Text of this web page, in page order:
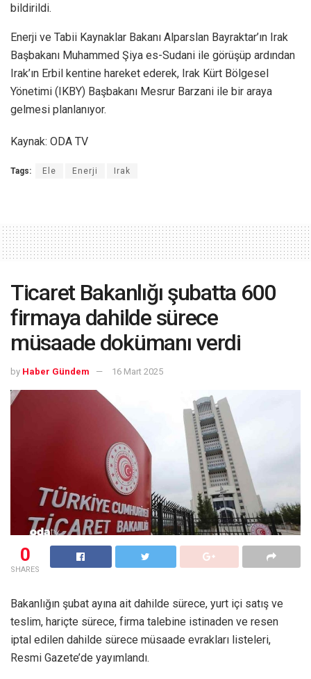
bildirildi.
Enerji ve Tabii Kaynaklar Bakanı Alparslan Bayraktar’ın Irak
Başbakanı Muhammed Şiya es-Sudani ile görüşüp ardından
Irak’ın Erbil kentine hareket ederek, Irak Kürt Bölgesel
Yönetimi (IKBY) Başbakanı Mesrur Barzani ile bir araya
gelmesi planlanıyor.
Kaynak: ODA TV
Tags: Ele Enerji Irak
Ticaret Bakanlığı şubatta 600
firmaya dahilde sürece
müsaade dokümanı verdi
by Haber Gündem 16 Mart 2025
0
SHARES
Bakanlığın şubat ayına ait dahilde sürece, yurt içi satış ve
teslim, hariçte sürece, firma talebine istinaden ve resen
iptal edilen dahilde sürece müsaade evrakları listeleri,
Resmi Gazete’de yayımlandı.